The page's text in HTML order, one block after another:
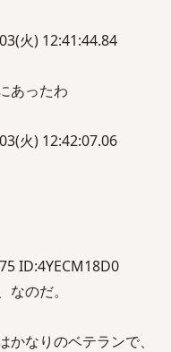
火) 12:41:44.84
あったわ
火) 12:42:07.06
ID:4YECM18D0
のだ。
なりのベテランで、